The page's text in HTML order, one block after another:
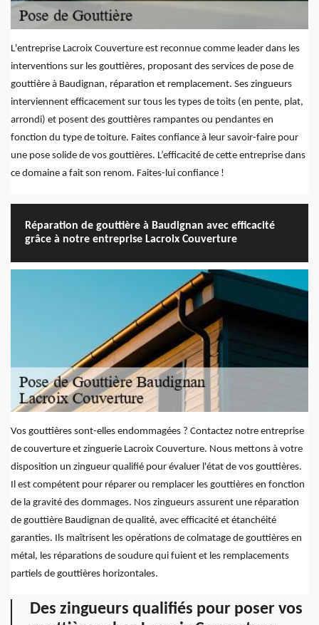
L'entreprise Lacroix Couverture est reconnue comme leader dans les
interventions sur les gouttières, proposant des services de pose de
gouttière à Baudignan, réparation et remplacement. Ses zingueurs
interviennent efficacement sur tous les types de toits (en pente, plat,
arrondi) et posent des gouttières rampantes ou pendantes en
fonction du type de toiture. Faites confiance à leur savoir-faire pour
une pose solide de vos gouttières. L’efficacité de cette entreprise dans
ce domaine a fait son renom. Faites-lui confiance !
Réparation de gouttière à Baudignan avec efficacité
grâce à notre entreprise Lacroix Couverture
Vos gouttières sont-elles endommagées ? Contactez notre entreprise
de couverture et zinguerie Lacroix Couverture. Nous mettons à votre
disposition un zingueur qualifié pour évaluer l'état de vos gouttières.
Il est compétent pour réparer ou remplacer les gouttières en fonction
de la gravité des dommages. Nos zingueurs assurent une réparation
de gouttière Baudignan de qualité, avec efficacité et étanchéité
garanties. Ils maîtrisent les opérations de colmatage de gouttières en
métal, les réparations de soudure qui fuient et les remplacements
partiels de gouttières horizontales.
Des zingueurs qualifiés pour poser vos